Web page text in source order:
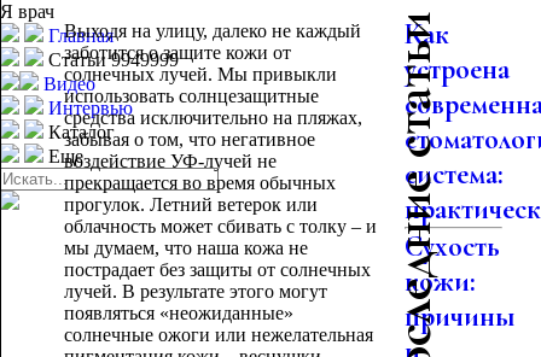
Я врач
Главная
Статьи 9949999
Видео
Интервью
Каталог
Еще
Выходя на улицу, далеко не каждый
заботится о защите кожи от
солнечных лучей. Мы привыкли
использовать солнцезащитные
средства исключительно на пляжах,
забывая о том, что негативное
воздействие УФ-лучей не
прекращается во время обычных
прогулок. Летний ветерок или
облачность может сбивать с толку – и
мы думаем, что наша кожа не
пострадает без защиты от солнечных
лучей. В результате этого могут
появляться «неожиданные»
солнечные ожоги или нежелательная
Последние статьи
Как
устроена
система:
Сухость
кожи:
причины